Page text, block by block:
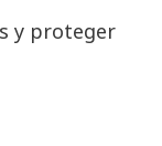
y proteger